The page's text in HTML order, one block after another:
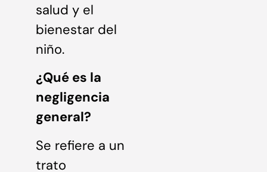
salud y el
bienestar del
niño.
¿Qué es la
negligencia
general?
Se refiere a un
trato